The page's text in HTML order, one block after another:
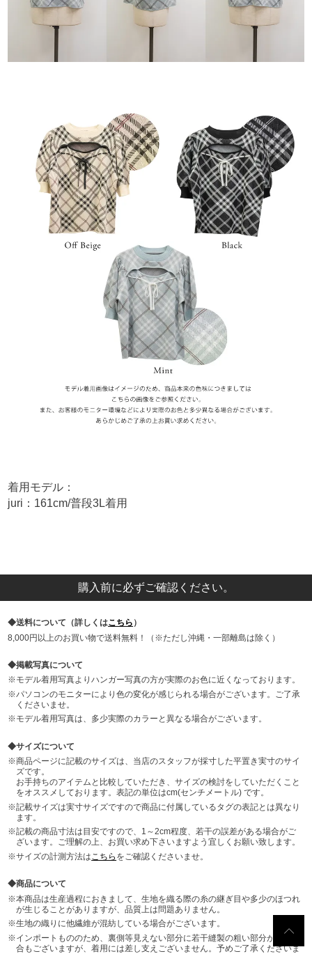
着用モデル：
juri：161cm/普段3L着用
購入前に必ずご確認ください。
送料について（詳しくはこちら ）
8,000円以上のお買い物で送料無料！（※ただし沖縄・一部離島は除く）
掲載写真について
モデル着用写真よりハンガー写真の方が実際のお色に近くなっております。
パソコンのモニターにより色の変化が感じられる場合がございます。ご了承
くださいませ。
モデル着用写真は、多少実際のカラーと異なる場合がございます。
サイズについて
商品ページに記載のサイズは、当店のスタッフが採寸した平置き実寸のサイ
ズです。
お手持ちのアイテムと比較していただき、サイズの検討をしていただくこと
をオススメしております。表記の単位はcm(センチメートル) です。
記載サイズは実寸サイズですので商品に付属しているタグの表記とは異なり
ます。
記載の商品寸法は目安ですので、1～2cm程度、若干の誤差がある場合がご
ざいます。ご理解の上、お買い求め下さいますよう宜しくお願い致します。
サイズの計測方法はこちら をご確認くださいませ。
商品について
本商品は生産過程におきまして、生地を織る際の糸の継ぎ目や多少のほつれ
が生じることがありますが、品質上は問題ありません。
生地の織りに他繊維が混紡している場合がございます。
インポートもののため、裏側等見えない部分に若干縫製の粗い部分がある場
合もございますが、着用には差し支えございません。予めご了承くださいま